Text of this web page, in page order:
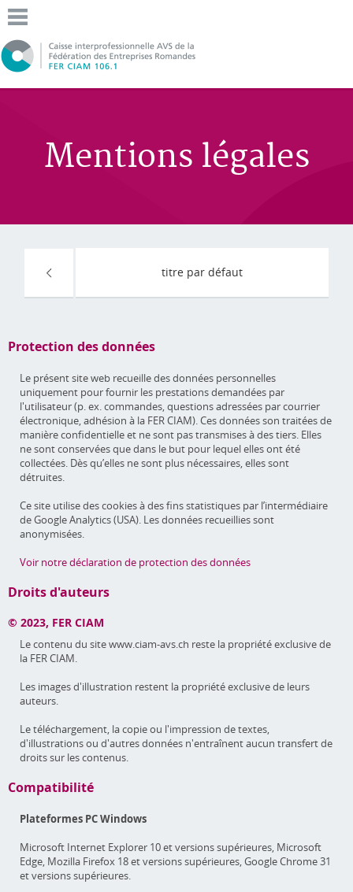
Mentions légales
titre par défaut
Protection des données
Le présent site web recueille des données personnelles
uniquement pour fournir les prestations demandées par
l'utilisateur (p. ex. commandes, questions adressées par courrier
électronique, adhésion à la FER CIAM). Ces données son traitées de
manière confidentielle et ne sont pas transmises à des tiers. Elles
ne sont conservées que dans le but pour lequel elles ont été
collectées. Dès qu’elles ne sont plus nécessaires, elles sont
détruites.
Ce site utilise des cookies à des fins statistiques par l’intermédiaire
de Google Analytics (USA). Les données recueillies sont
anonymisées.
Voir notre déclaration de protection des données
Droits d'auteurs
© 2023, FER CIAM
Le contenu du site www.ciam-avs.ch reste la propriété exclusive de
la FER CIAM.
Les images d'illustration restent la propriété exclusive de leurs
auteurs.
Le téléchargement, la copie ou l'impression de textes,
d'illustrations ou d'autres données n'entraînent aucun transfert de
droits sur les contenus.
Compatibilité
Plateformes PC Windows
Microsoft Internet Explorer 10 et versions supérieures, Microsoft
Edge, Mozilla Firefox 18 et versions supérieures, Google Chrome 31
et versions supérieures.